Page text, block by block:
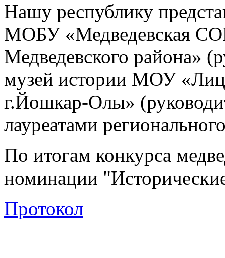
Нашу республику
МОБУ «Медведевская
Медведевского района»
музей истории МОУ
г.Йошкар-Олы»
лауреатами
По итогам конкурса
номинации
Протокол